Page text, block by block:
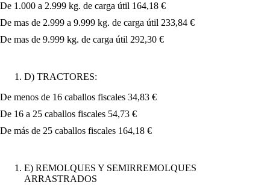
De 1.000 a 2.999 kg. de carga útil 164,18 €
De mas de 2.999 a 9.999 kg. de carga útil 233,84 €
De mas de 9.999 kg. de carga útil 292,30 €
D) TRACTORES:
De menos de 16 caballos fiscales 34,83 €
De 16 a 25 caballos fiscales 54,73 €
De más de 25 caballos fiscales 164,18 €
E) REMOLQUES Y SEMIRREMOLQUES
ARRASTRADOS